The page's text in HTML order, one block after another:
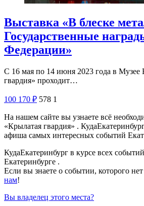
Выставка «В блеске
Государственные
Федерации»
С 16 мая по 14 июня 2023 года в
гвардия» проходит…
100 170 ₽ 578 1
На нашем сайте вы узнаете всё
«Крылатая гвардия» .
афиша самых интересных событий
КудаЕкатеринбург в курсе всех
Екатеринбурге .
Если вы знаете о событии, которого нет
нам!
Вы владелец этого места?